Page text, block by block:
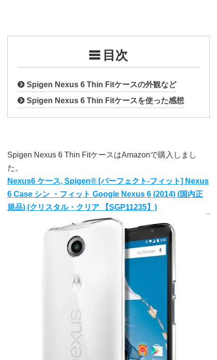
目次
Spigen Nexus 6 Thin Fitケースの外観など
Spigen Nexus 6 Thin Fitケースを使った感想
Spigen Nexus 6 Thin FitケースはAmazonで購入しまし
た。
Nexus6 ケース, Spigen® [パーフェクト-フィット] Nexus
6 Case シン ・フィット Google Nexus 6 (2014) (国内正
規品) (クリスタル・クリア 【SGP11235】)